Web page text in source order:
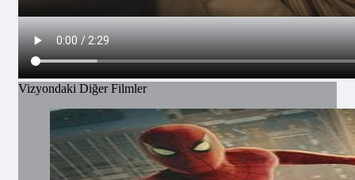
Vizyondaki Diğer Filmler